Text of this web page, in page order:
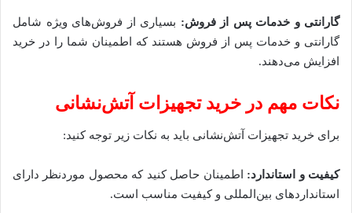
گارانتی و خدمات پس از فروش: بسیاری از فروش‌های ویژه شامل
گارانتی و خدمات پس از فروش هستند که اطمینان شما را در خرید
افزایش می‌دهند.
نکات مهم در خرید تجهیزات آتش‌نشانی
برای خرید تجهیزات آتش‌نشانی باید به نکات زیر توجه کنید:
کیفیت و استاندارد: اطمینان حاصل کنید که محصول موردنظر دارای
استانداردهای بین‌المللی و کیفیت مناسب است.